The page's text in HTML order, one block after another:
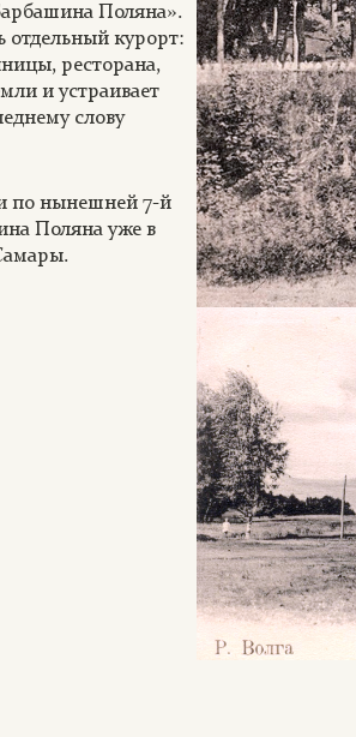
Поляна».
отдельный курорт:
ресторана,
и устраивает
слову
по нынешней 7-й
Поляна уже в